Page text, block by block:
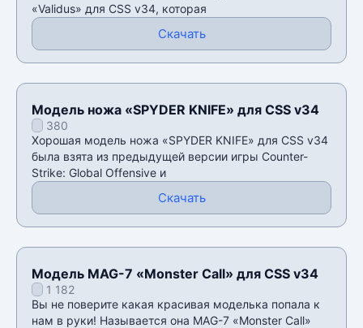
«Validus» для CSS v34, которая
Скачать
Модель ножа «SPYDER KNIFE» для CSS v34
380
Хорошая модель ножа «SPYDER KNIFE» для CSS v34
была взята из предыдущей версии игры Counter-
Strike: Global Offensive и
Скачать
Модель MAG-7 «Monster Call» для CSS v34
1 182
Вы не поверите какая красивая моделька попала к
нам в руки! Называется она MAG-7 «Monster Call»